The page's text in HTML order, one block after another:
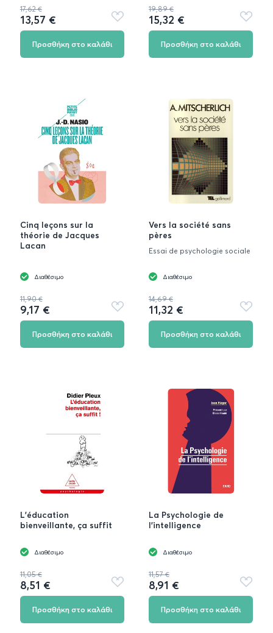
17,62 €
13,57 €
Προσθήκη
στα
Προσθήκη στο καλάθι
19,89 €
15,32 €
στα
Προσθήκη στο καλάθι
Cinq leçons sur la
théorie de Jacques
Lacan
Διαθέσιμο
11,90 €
9,17 €
Προσθήκη
στα
Προσθήκη στο καλάθι
Vers la société sans
pères
Essai de psychologie sociale
Διαθέσιμο
14,69 €
11,32 €
στα
Προσθήκη στο καλάθι
L'éducation
bienveillante, ça suffit
Διαθέσιμο
11,05 €
8,51 €
Προσθήκη
στα
Προσθήκη στο καλάθι
La Psychologie de
l'intelligence
Διαθέσιμο
11,57 €
8,91 €
στα
Προσθήκη στο καλάθι